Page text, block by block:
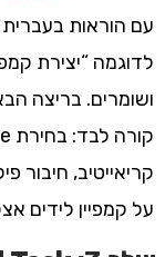
עם הוראות
ושומרים. בריצה
קריאייטיב, חיבור
על קמפיין לידים